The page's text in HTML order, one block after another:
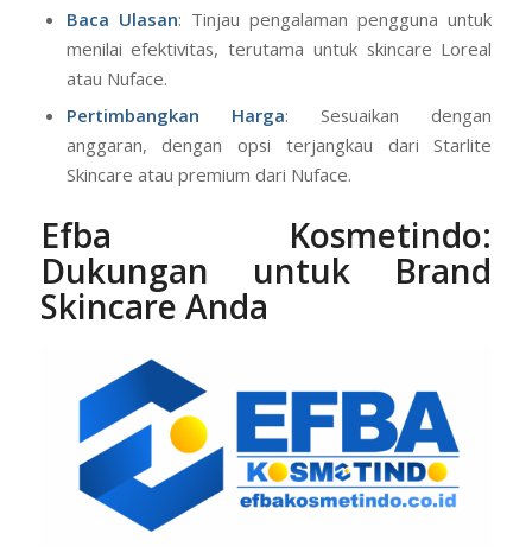
Baca Ulasan: Tinjau pengalaman pengguna untuk
menilai efektivitas, terutama untuk skincare Loreal
atau Nuface.
Pertimbangkan Harga: Sesuaikan dengan
anggaran, dengan opsi terjangkau dari Starlite
Skincare atau premium dari Nuface.
Efba Kosmetindo:
Dukungan untuk Brand
Skincare Anda